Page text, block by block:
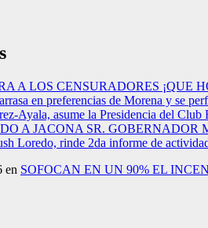
A LOS CENSURADORES ¡QUE
en preferencias de Morena y se
Ayala, asume la Presidencia del
A JACONA SR.
Loredo, rinde 2da informe de
en SOFOCAN EN UN 90% EL